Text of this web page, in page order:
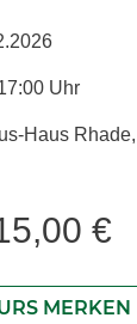
Uhr
Haus
€
MERKEN